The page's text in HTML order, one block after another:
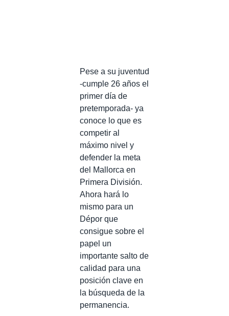
Pese a su juventud
-cumple 26 años el
primer día de
pretemporada- ya
conoce lo que es
competir al
máximo nivel y
defender la meta
del Mallorca en
Primera División.
Ahora hará lo
mismo para un
Dépor que
consigue sobre el
papel un
importante salto de
calidad para una
posición clave en
la búsqueda de la
permanencia.